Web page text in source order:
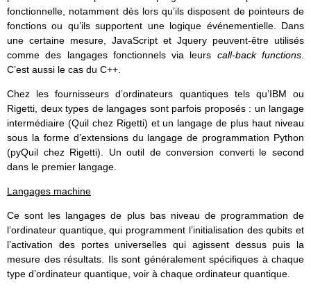
fonctionnelle, notamment dès lors qu’ils disposent de pointeurs de
fonctions ou qu’ils supportent une logique événementielle. Dans
une certaine mesure, JavaScript et Jquery peuvent-être utilisés
comme des langages fonctionnels via leurs call-back functions
C’est aussi le cas du C++.
Chez les fournisseurs d’ordinateurs quantiques tels qu’IBM ou
Rigetti, deux types de langages sont parfois proposés : un langage
intermédiaire (Quil chez Rigetti) et un langage de plus haut niveau
sous la forme d’extensions du langage de programmation Python
(pyQuil chez Rigetti). Un outil de conversion converti le second
dans le premier langage.
Langages machine
Ce sont les langages de plus bas niveau de programmation de
l’ordinateur quantique, qui programment l’initialisation des qubits et
l’activation des portes universelles qui agissent dessus puis la
mesure des résultats. Ils sont généralement spécifiques à chaque
type d’ordinateur quantique, voir à chaque ordinateur quantique.